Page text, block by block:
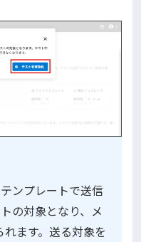
ンプレートで送信
の対象となり、メ
ます。送る対象を